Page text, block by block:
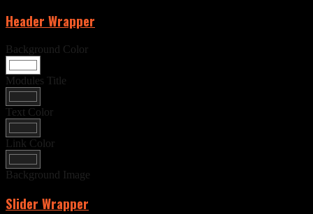
Header Wrapper
Background Color
Modules Title
Text Color
Link Color
Background Image
Slider Wrapper